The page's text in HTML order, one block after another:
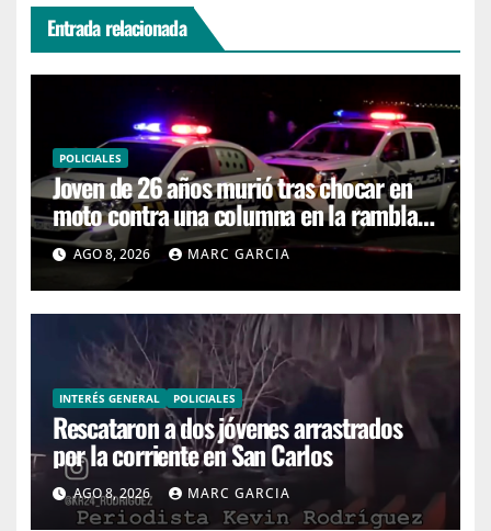
Entrada relacionada
POLICIALES
Joven de 26 años murió tras chocar en
moto contra una columna en la rambla
Mansa
AGO 8, 2026 MARC GARCIA
INTERÉS GENERAL POLICIALES
Rescataron a dos jóvenes arrastrados
por la corriente en San Carlos
AGO 8, 2026 MARC GARCIA